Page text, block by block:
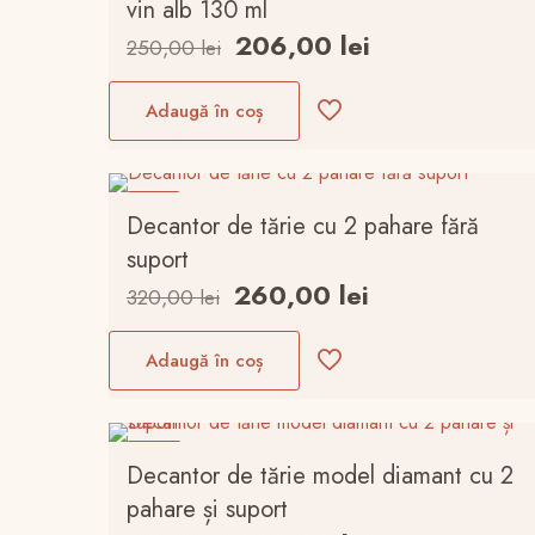
vin alb 130 ml
250,00lei Prețul
inițial
a
fost:
250,00 lei.
206,00 lei
Adaugă în coș
Decantor de tărie cu 2 pahare fără
suport
320,00lei Prețul
inițial
a
fost:
320,00 lei.
260,00 lei
Adaugă în coș
Decantor de tărie model diamant cu 2
pahare și suport